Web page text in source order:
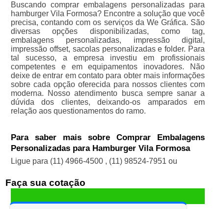
Buscando comprar embalagens personalizadas para
hamburger Vila Formosa? Encontre a solução que você
precisa, contando com os serviços da We Gráfica. São
diversas opções disponibilizadas, como tag,
embalagens personalizadas, impressão digital,
impressão offset, sacolas personalizadas e folder. Para
tal sucesso, a empresa investiu em profissionais
competentes e em equipamentos inovadores. Não
deixe de entrar em contato para obter mais informações
sobre cada opção oferecida para nossos clientes com
moderna. Nosso atendimento busca sempre sanar a
dúvida dos clientes, deixando-os amparados em
relação aos questionamentos do ramo.
Para saber mais sobre Comprar Embalagens
Personalizadas para Hamburger Vila Formosa
Ligue para (11) 4966-4500 , (11) 98524-7951 ou
Faça sua cotação